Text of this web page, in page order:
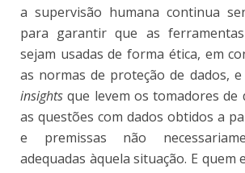
a supervisão humana continua
para garantir que as ferramentas
sejam usadas de forma ética, em
as normas de proteção de dados,
insights que levem os tomadores de
as questões com dados obtidos a
e premissas não
adequadas àquela situação. E quem